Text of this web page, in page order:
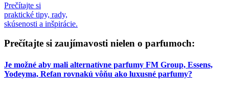
Prečítajte si
praktické tipy, rady,
skúsenosti a inšpirácie.
Prečítajte si zaujímavosti nielen o parfumoch:
Je možné aby mali alternatívne parfumy FM Group, Essens,
Yodeyma, Refan rovnakú vôňu ako luxusné parfumy?